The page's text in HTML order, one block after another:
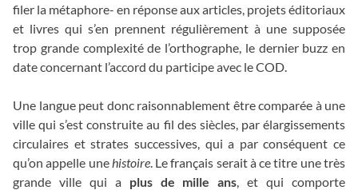
filer la métaphore- en réponse aux articles, projets éditoriaux
et livres qui s’en prennent régulièrement à une supposée
trop grande complexité de l’orthographe, le dernier buzz en
date concernant l’accord du participe avec le COD.
Une langue peut donc raisonnablement être comparée à une
ville qui s’est construite au fil des siècles, par élargissements
circulaires et strates successives, qui a par conséquent ce
qu’on appelle une histoire. Le français serait à ce titre une très
grande ville qui a plus de mille ans , et qui comporte